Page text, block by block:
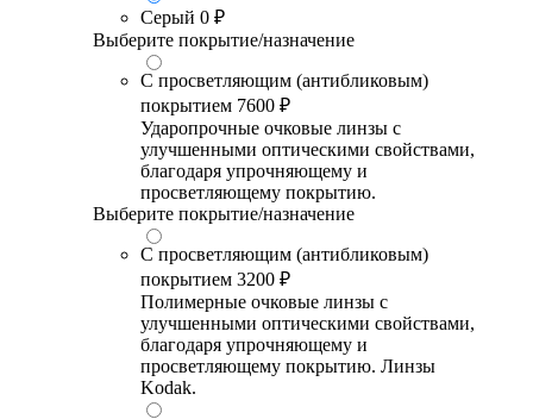
Серый 0 ₽
Выберите покрытие/назначение
С просветляющим (антибликовым)
покрытием 7600 ₽
Ударопрочные очковые линзы с
улучшенными оптическими свойствами,
благодаря упрочняющему и
просветляющему покрытию.
Выберите покрытие/назначение
С просветляющим (антибликовым)
покрытием 3200 ₽
Полимерные очковые линзы с
улучшенными оптическими свойствами,
благодаря упрочняющему и
просветляющему покрытию. Линзы
Kodak.